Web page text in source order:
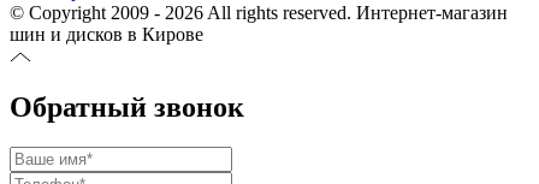
© Copyright 2009 - 2026 All rights reserved. Интернет-магазин
шин и дисков в Кирове
Обратный звонок